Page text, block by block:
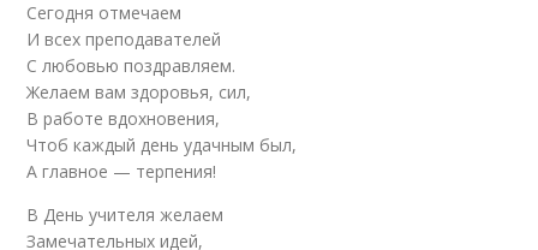
Сегодня отмечаем
И всех преподавателей
С любовью поздравляем.
Желаем вам здоровья, сил,
В работе вдохновения,
Чтоб каждый день удачным был,
А главное — терпения!
В День учителя желаем
Замечательных идей,